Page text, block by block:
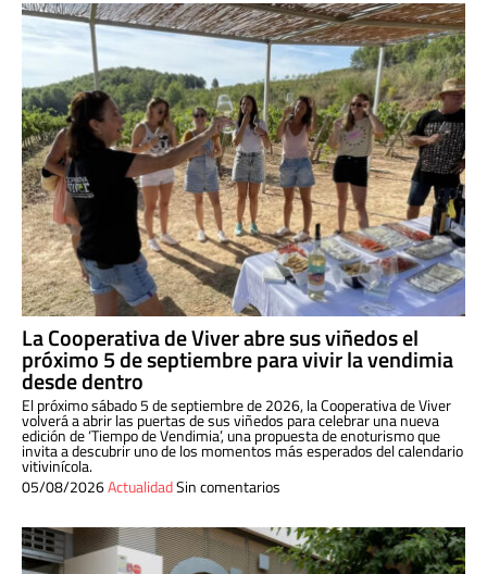
La Cooperativa de Viver abre sus viñedos el
próximo 5 de septiembre para vivir la vendimia
desde dentro
El próximo sábado 5 de septiembre de 2026, la Cooperativa de Viver
volverá a abrir las puertas de sus viñedos para celebrar una nueva
edición de ‘Tiempo de Vendimia’, una propuesta de enoturismo que
invita a descubrir uno de los momentos más esperados del calendario
vitivinícola.
05/08/2026ActualidadSin comentarios